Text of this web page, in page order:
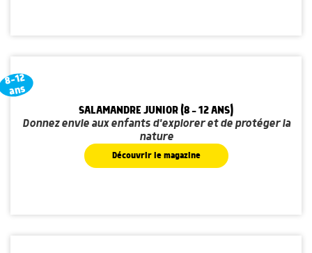
8-12
ans
SALAMANDRE JUNIOR (8 - 12 ANS)
Donnez envie aux enfants d'explorer et de protéger la
nature
Découvrir le magazine